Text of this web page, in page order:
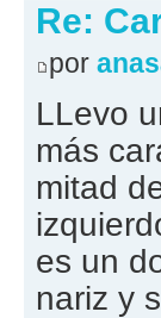
Re:
por
LLevo
más
mitad
es un
nariz y